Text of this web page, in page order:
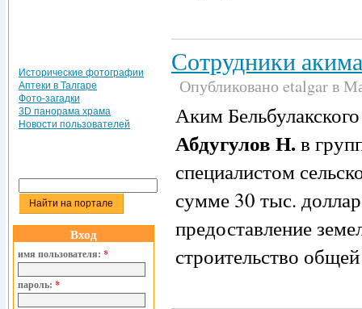
Сотрудники
Опубликовано etalgar в
Аким
Абдугулов Н.в
специалистом
сумме 30 тыс.
предоставление
строительство
Исторические фотографии
Аптеки в Талгаре
Фото-загадки
3D панорама храма
Новости пользователей
Вход
имя пользователя: *
пароль: *